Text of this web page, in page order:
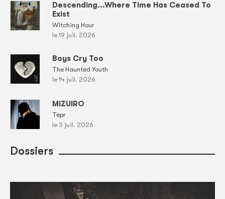
Descending...Where Time Has Ceased To
Exist
Witching Hour
le 19 juil. 2026
Boys Cry Too
The Haunted Youth
le 14 juil. 2026
MIZUIRO
Tepr
le 3 juil. 2026
Dossiers